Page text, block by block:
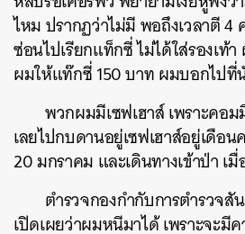
ไหม ปรากฏว่าไม่มี พอถึงเวลาตี 4
ซ่อนไปเรียกแท็กซี่ ไม่ได้ใส่รองเท้
ผมให้แท๊กซี่ 150 บาท ผมบอกไปที่
พวกผมมีเซฟเฮาส์ เพราะคอ
เลยไปกบดานอยู่เซฟเฮาส์อยู่เดือ
20 มกราคม และเดินทางเข้าป่า เ
ตำรวจกองกำกับการตำรวจสั
เปิดเผยว่าผมหนีมาได้ เพราะจะมี